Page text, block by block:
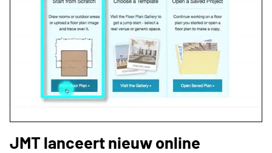
JMT lanceert nieuw online